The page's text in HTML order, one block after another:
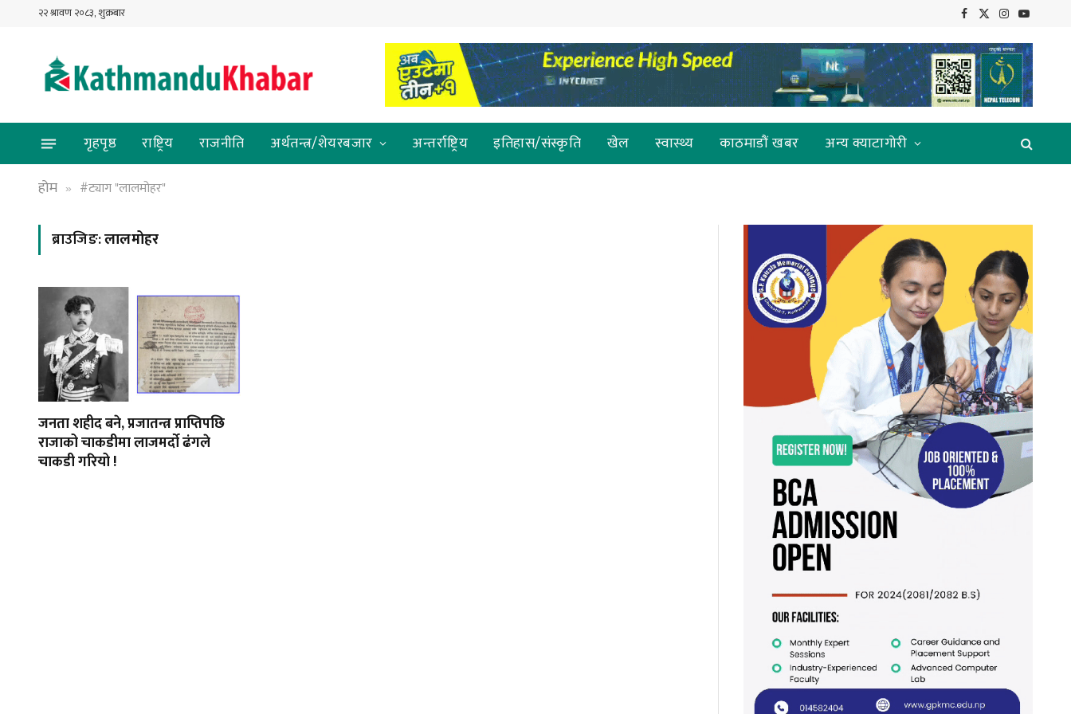
२२ श्रावण २०८३, शुक्रबार Facebook
X
Instagram
YouTube
गृहपृष्ठ राष्ट्रिय राजनीति अर्थतन्त्र/शेयरबजार अन्तर्राष्ट्रिय इतिहास/संस्कृति खेल स्वास्थ्य काठमाडौं खबर
अन्य क्याटागोरी
होम
» #ट्याग "लालमोहर"
ब्राउजिङ:लालमोहर
जनता शहीद बने, प्रजातन्त्र प्राप्तिपछि
राजाको चाकडीमा लाजमर्दाे ढंगले
चाकडी गरियो !